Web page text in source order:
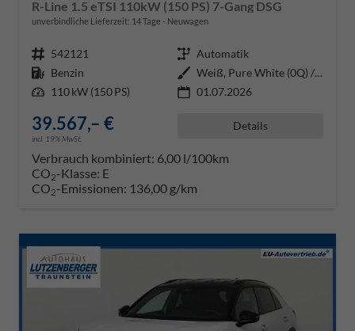
R-Line 1.5 eTSI 110kW (150 PS) 7-Gang DSG
unverbindliche Lieferzeit: 14 Tage Neuwagen
Fahrzeugnr. 542121 Getriebe Automatik
Kraftstoff Benzin Außenfarbe
Weiß, Pure White (0Q) / Dach Sc
Leistung 110 kW (150 PS) 01.07.2026
39.567,– €
incl. 19% MwSt.
Details
Verbrauch kombiniert: 6,00 l/100km
CO2-Klasse: E
CO2-Emissionen: 136,00 g/km